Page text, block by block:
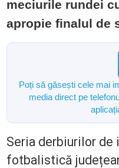
meciurile rundei
apropie finalul de
Poți să găsești cele mai
media direct pe
Seria derbiurilor de
fotbalistică